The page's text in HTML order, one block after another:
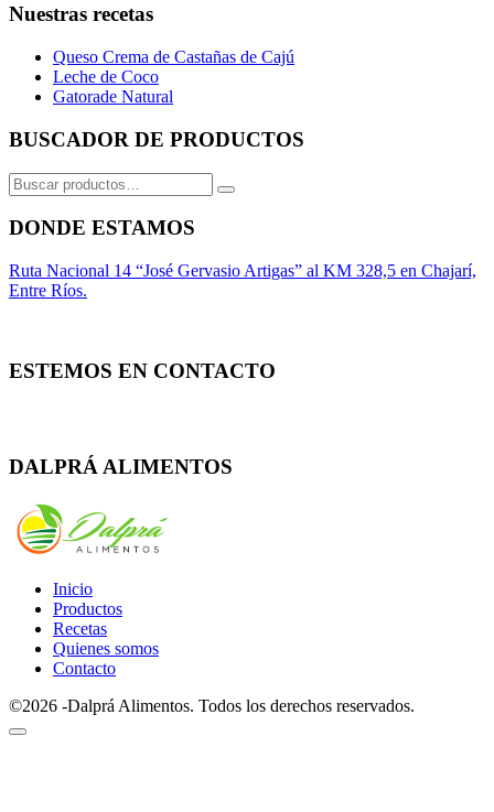
Nuestras recetas
Queso Crema de Castañas de Cajú
Leche de Coco
Gatorade Natural
BUSCADOR DE PRODUCTOS
Buscar
por:
DONDE ESTAMOS
Ruta Nacional 14 “José Gervasio Artigas” al KM 328,5 en Chajarí,
Entre Ríos.
ESTEMOS EN CONTACTO
DALPRÁ ALIMENTOS
Inicio
Productos
Recetas
Quienes somos
Contacto
©2026 -Dalprá Alimentos. Todos los derechos reservados.